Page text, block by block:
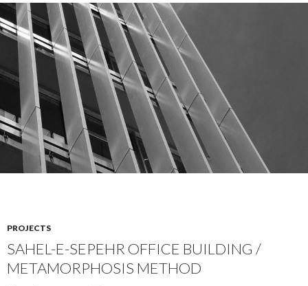
PROJECTS
SAHEL-E-SEPEHR OFFICE BUILDING /
METAMORPHOSIS METHOD